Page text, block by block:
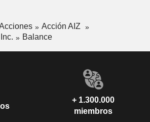
Acción AIZ
Balance
+ 1.300.000
miembros